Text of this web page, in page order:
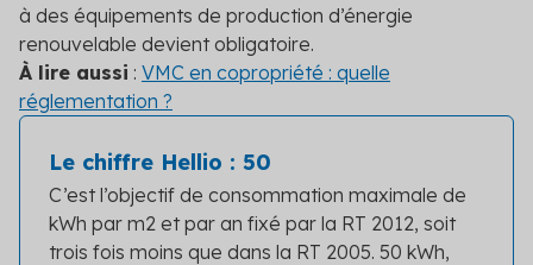
à des équipements de production d’énergie
renouvelable devient obligatoire.
À lire aussi : VMC en copropriété : quelle
réglementation ?
Le chiffre Hellio : 50
C’est l’objectif de consommation maximale de
kWh par m2 et par an fixé par la RT 2012, soit
trois fois moins que dans la RT 2005. 50 kWh,